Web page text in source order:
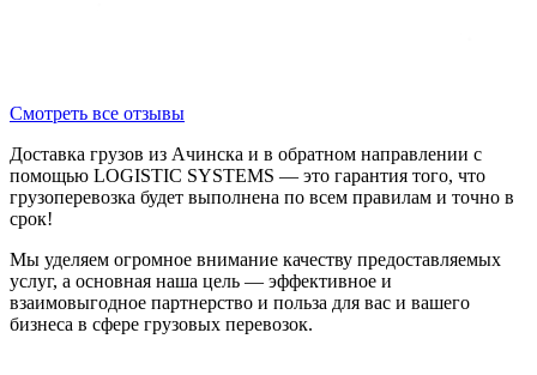
Смотреть все отзывы
Доставка грузов из Ачинска и в обратном направлении с
помощью LOGISTIC SYSTEMS — это гарантия того, что
грузоперевозка будет выполнена по всем правилам и точно в
срок!
Мы уделяем огромное внимание качеству предоставляемых
услуг, а основная наша цель — эффективное и
взаимовыгодное партнерство и польза для вас и вашего
бизнеса в сфере грузовых перевозок.